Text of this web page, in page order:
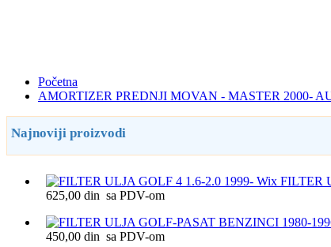
Početna
AMORTIZER PREDNJI MOVAN - MASTER 2000-
Najnoviji proizvodi
FILTER
625,00 din sa PDV-om
450,00 din sa PDV-om